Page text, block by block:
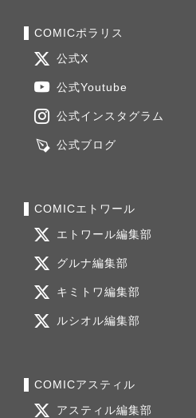
COMICポラリス
公式X
公式Youtube
公式インスタグラム
公式ブログ
COMICエトワール
エトワール編集部
グルナ編集部
キミトワ編集部
ルシオル編集部
COMICアスティル
アスティル編集部